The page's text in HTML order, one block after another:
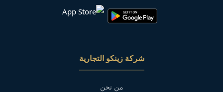
شركة زينكو التجارية
من نحن